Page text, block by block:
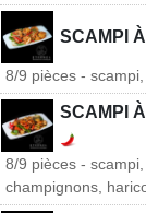
SCAMPI
8/9 pièces -
SCAMPI
8/9 pièces -
champignons,